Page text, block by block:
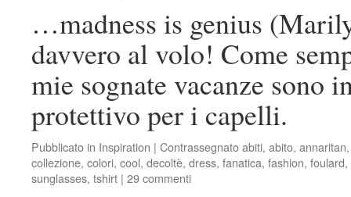
…madness is genius
davvero al volo! Come
mie sognate vacanze sono
protettivo per i capelli.
Pubblicato in Inspiration | Contrassegnatoabiti, abito, annaritan
collezione, colori, cool, decoltè, dress, fanatica, fashion, foulard,
sunglasses, tshirt | 29 commenti